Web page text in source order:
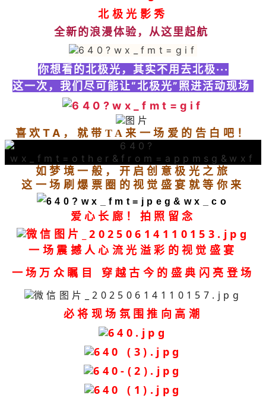
北极光影秀
全新的浪漫体验，从这里起航
你想看的北极光，其实不用去北极···
这一次，我们尽可能让“北极光”照进活动现场
喜欢TA， 就带TA来一场爱的告白吧！
如梦境一般，开启创意极光之旅
这一场刷爆票圈的视觉盛宴就等你来
爱心长廊！拍照留念
一场震撼人心流光溢彩的视觉盛宴
一场万众瞩目 穿越古今的盛典闪亮登场
必将现场氛围推向高潮